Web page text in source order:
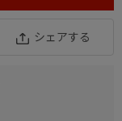
シェアする